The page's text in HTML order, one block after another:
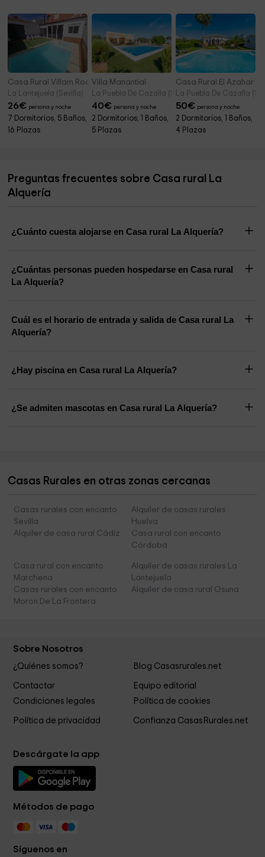
Casa Rural Villam Rodericus & Nicolaus
La Lantejuela (Sevilla)
26€ persona y noche
7 Dormitorios, 5 Baños,
16 Plazas
Villa Manantial
La Puebla De Cazalla (Sevilla)
40€ persona y noche
2 Dormitorios, 1 Baños,
5 Plazas
Casa Rural El Azahar
La Puebla De Cazalla
50€ persona y noche
2 Dormitorios, 1 Baños,
4 Plazas
Preguntas frecuentes sobre Casa rural La
Alquería
¿Cuánto cuesta alojarse en Casa rural La Alquería?
¿Cuántas personas pueden hospedarse en Casa rural
La Alquería?
Cuál es el horario de entrada y salida de Casa rural La
Alquería?
¿Hay piscina en Casa rural La Alquería?
¿Se admiten mascotas en Casa rural La Alquería?
Casas Rurales en otras zonas cercanas
Casas rurales con encanto
Sevilla
Alquiler de casas rurales
Huelva
Alquiler de casa rural Cádiz
Casa rural con encanto
Córdoba
Casa rural con encanto
Marchena
Alquiler de casas rurales La
Lantejuela
Casas rurales con encanto
Moron De La Frontera
Alquiler de casa rural Osuna
Sobre Nosotros
¿Quiénes somos? Blog Casasrurales.net
Contactar
Equipo editorial
Condiciones legales
Política de cookies
Política de privacidad Confianza CasasRurales.net
Descárgate la app
Métodos de pago
Síguenos en